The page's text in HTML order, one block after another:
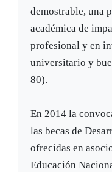
demostrable, una
académica de
profesional y en
universitario y
80).
En 2014 la
las becas de
ofrecidas en
Educación